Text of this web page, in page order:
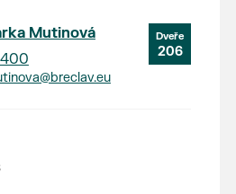
206
Mutinová
400